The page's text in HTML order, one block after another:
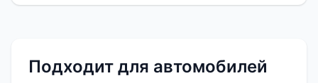
Подходит для автомобилей